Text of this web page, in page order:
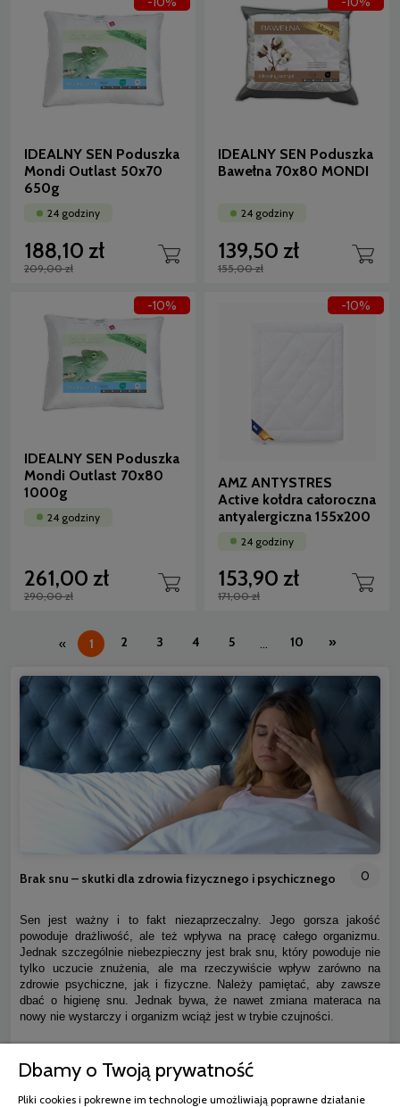
IDEALNY SEN Poduszka
Mondi Outlast 50x70
650g
24 godziny
188,10 zł
209,00 zł
IDEALNY SEN Poduszka
Bawełna 70x80 MONDI
24 godziny
139,50 zł
155,00 zł
IDEALNY SEN Poduszka
Mondi Outlast 70x80
1000g
24 godziny
261,00 zł
290,00 zł
-10%
AMZ ANTYSTRES
Active kołdra całoroczna
antyalergiczna 155x200
24 godziny
153,90 zł
171,00 zł
-10%
« 1 2 3 4 5 ... 10 »
Brak snu – skutki dla zdrowia fizycznego i psychicznego 0
Sen jest ważny i to fakt niezaprzeczalny. Jego gorsza jakość
powoduje drażliwość, ale też wpływa na pracę całego organizmu.
Jednak szczególnie niebezpieczny jest brak snu, który powoduje nie
tylko uczucie znużenia, ale ma rzeczywiście wpływ zarówno na
zdrowie psychiczne, jak i fizyczne. Należy pamiętać, aby zawsze
dbać o higienę snu. Jednak bywa, że nawet zmiana materaca na
nowy nie wystarczy i organizm wciąż jest w trybie czujności.
czytaj całość »
Dbamy o Twoją prywatność
Pliki cookies i pokrewne im technologie umożliwiają poprawne działanie